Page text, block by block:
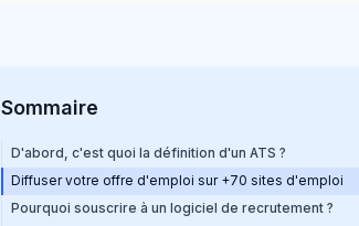
Sommaire
D'abord, c'est quoi la définition d'un ATS ?
Diffuser votre offre d'emploi sur +70 sites d'emploi
Pourquoi souscrire à un logiciel de recrutement ?